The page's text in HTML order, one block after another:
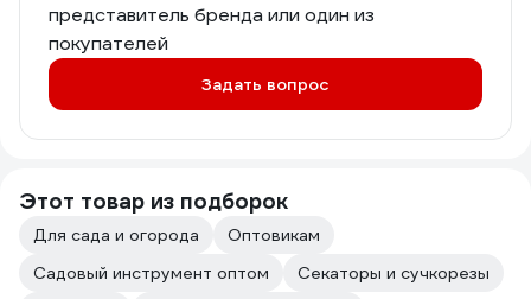
представитель бренда или один из
покупателей
Задать вопрос
Этот товар из подборок
Для сада и огорода
Оптовикам
Садовый инструмент оптом
Секаторы и сучкорезы